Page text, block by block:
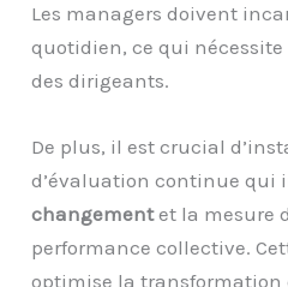
Les managers doivent
quotidien, ce qui
des dirigeants.
De plus, il est crucial
d’évaluation continue qui
changementet la mesure
performance collective.
optimise la transformation